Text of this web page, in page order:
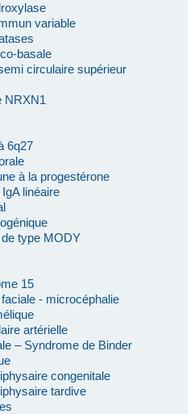
variable
basale
circulaire supérieur
NRXN1
6q27
à la progestérone
linéaire
type MODY
15
- microcéphalie
artérielle
– Syndrome de Binder
congenitale
tardive